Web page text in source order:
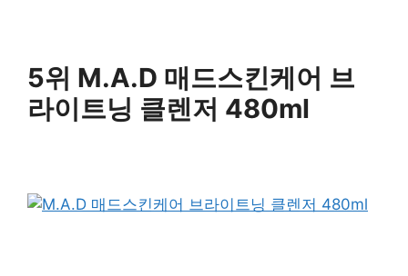
5위 M.A.D 매드스킨케어 브
라이트닝 클렌저 480ml